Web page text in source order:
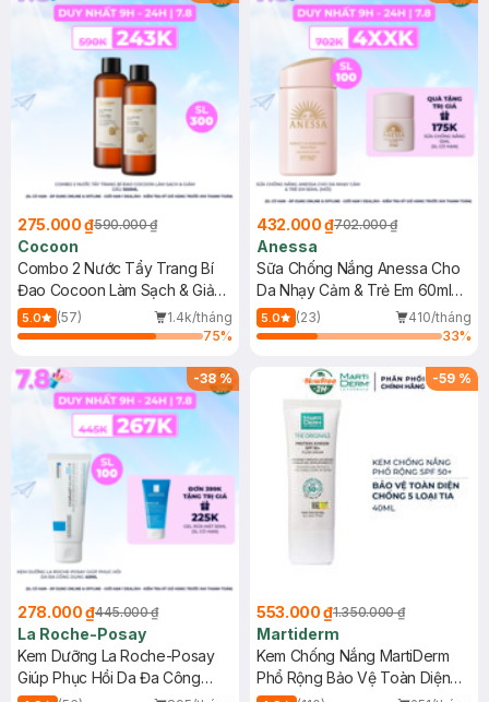
275.000 ₫590.000 ₫
Cocoon
Combo 2 Nước Tẩy Trang Bí
Đao Cocoon Làm Sạch & Giảm
Dầu 500ml
5.0 (57)
1.4k/tháng
75%
432.000 ₫702.000 ₫
Anessa
Sữa Chống Nắng Anessa Cho
Da Nhạy Cảm & Trẻ Em 60ml
(Mới)
5.0 (23)
410/tháng
33%
-38%
278.000 ₫445.000 ₫
La Roche-Posay
Kem Dưỡng La Roche-Posay
Giúp Phục Hồi Da Đa Công
-59 %
553.000 ₫1.350.000 ₫
Martiderm
Kem Chống Nắng MartiDerm
Phổ Rộng Bảo Vệ Toàn Diện